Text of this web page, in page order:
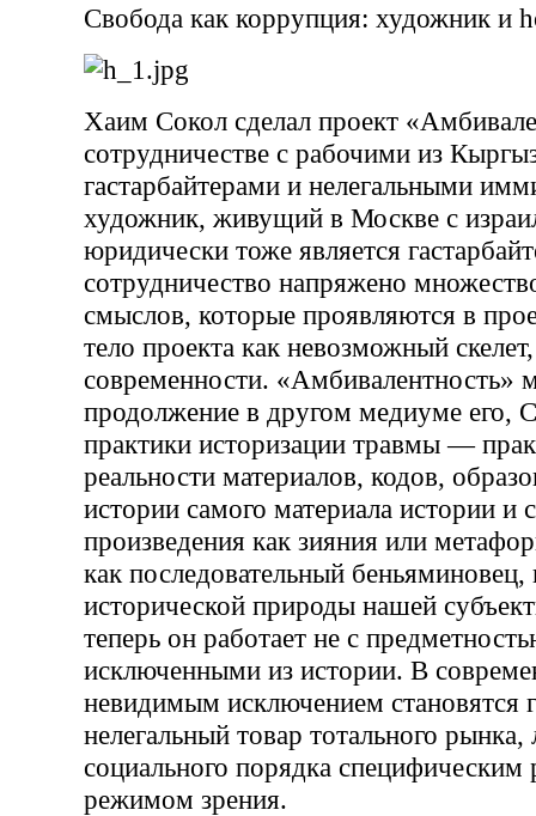
Свобода как коррупция: художник и
Хаим Сокол сделал проект
сотрудничестве с рабочими из
гастарбайтерами и нелегальными
художник, живущий в Москве с
юридически тоже является
сотрудничество напряжено
смыслов, которые проявляются в
тело проекта как невозможный
современности. «Амбивалентность»
продолжение в другом медиуме его,
практики историзации травмы —
реальности материалов, кодов,
истории самого материала истории и
произведения как зияния или
как последовательный
исторической природы нашей
теперь он работает не с
исключенными из истории. В
невидимым исключением становятся
нелегальный товар тотального
социального порядка
режимом зрения.